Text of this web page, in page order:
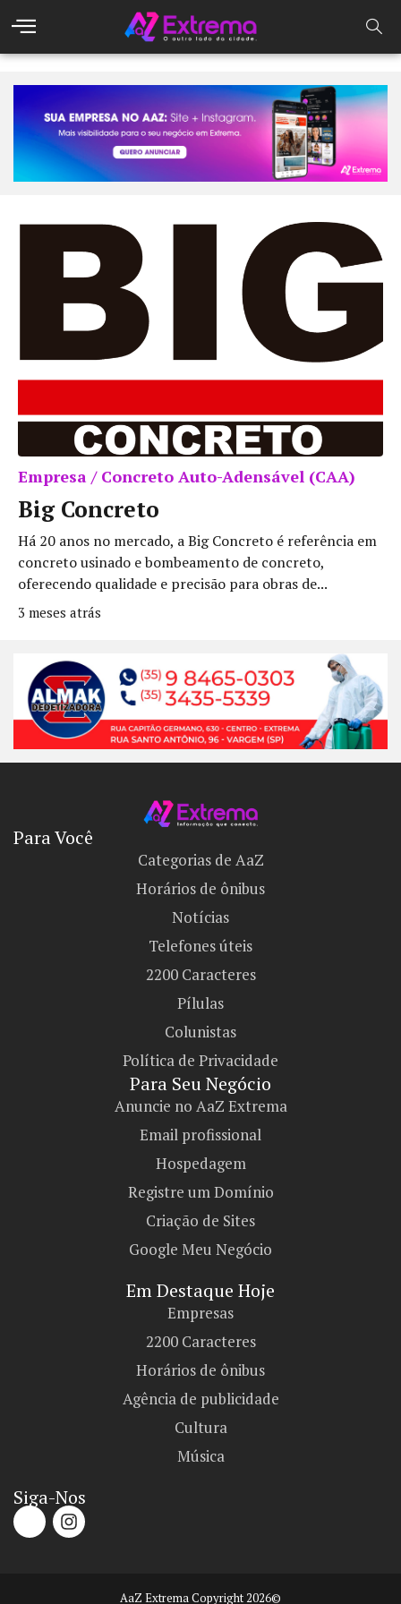
Empresa / Concreto Auto-Adensável (CAA)
Big Concreto
Há 20 anos no mercado, a Big Concreto é referência em
concreto usinado e bombeamento de concreto,
oferecendo qualidade e precisão para obras de...
3 meses atrás
Para Você
Categorias de AaZ
Horários de ônibus
Notícias
Telefones úteis
2200 Caracteres
Pílulas
Colunistas
Política de Privacidade
Para Seu Negócio​
Anuncie no AaZ Extrema
Email profissional
Hospedagem
Registre um Domínio
Criação de Sites
Google Meu Negócio
Em Destaque Hoje
Empresas
2200 Caracteres
Horários de ônibus
Agência de publicidade
Cultura
Música
Siga-Nos
AaZ Extrema Copyright 2026©